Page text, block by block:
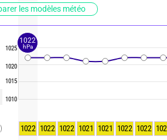
les modèles météo
1025
1020
1015
1010
1022 1022 1022 1021 1021 1022 1022
1022
hPa